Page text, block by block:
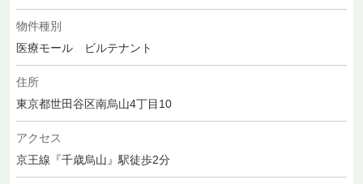
物件種別
医療モール ビルテナント
住所
東京都世田谷区南烏山4丁目10
アクセス
京王線『千歳烏山』駅徒歩2分